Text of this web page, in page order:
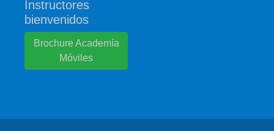
Instructores
bienvenidos
Brochure Academía
Móviles